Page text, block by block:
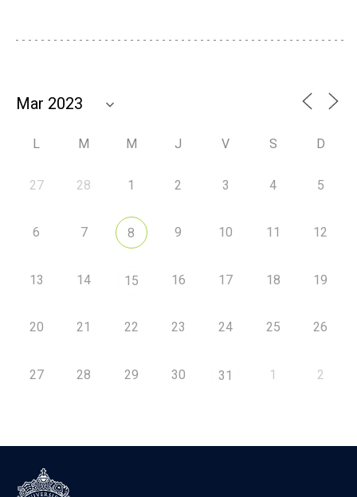
L M M J V S D
27 28 1 2 3 4 5
6 7 8 9 10 11 12
13 14 15 16 17 18 19
20 21 22 23 24 25 26
27 28 29 30 31 1 2